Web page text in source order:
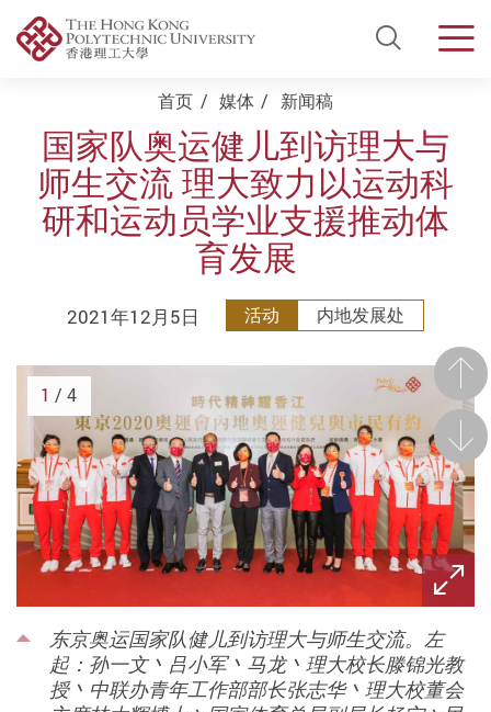
Open
Start main content首页 媒体 新闻稿
国家队奥运健儿到访理大与
师生交流 理大致力以运动科
研和运动员学业支援推动体
育发展
2021年12月5日 活动 内地发展处
前
东京奥运国家队健儿到访理大与师生交流。左
起：孙一文丶吕小军丶马龙丶理大校长滕锦光教
授丶中联办青年工作部部长张志华丶理大校董会
后一
1 / 4